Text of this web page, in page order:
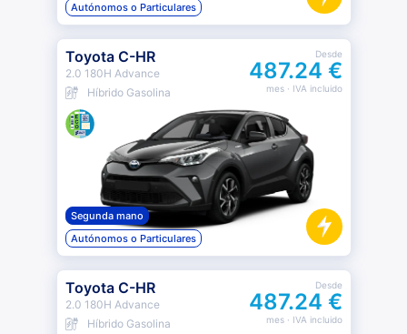
Autónomos o Particulares
Toyota C-HR
2.0 180H Advance
Híbrido Gasolina
Desde
487.24 €
mes· IVA incluido
Segunda mano
Autónomos o Particulares
Toyota C-HR
2.0 180H Advance
Híbrido Gasolina
Desde
487.24 €
mes· IVA incluido